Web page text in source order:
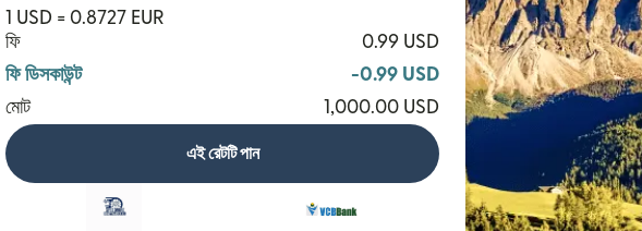
1 USD = 0.8727 EUR
ফি
0.99 USD
ফি ডিসকাউন্ট
-0.99 USD
মোট
1,000.00 USD
এই রেটটি পান